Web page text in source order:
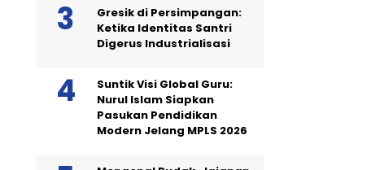
Gresik di Persimpangan:
Ketika Identitas Santri
Digerus Industrialisasi
Suntik Visi Global Guru:
Nurul Islam Siapkan
Pasukan Pendidikan
Modern Jelang MPLS 2026